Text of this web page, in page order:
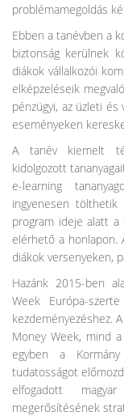
problémamegoldás
Ebben a tanévben a
biztonság kerülnek
diákok vállalkozói
elképzeléseik
pénzügyi, az üzleti és
eseményeken
A tanév kiemelt
kidolgozott
e-learning
ingyenesen
program ideje alatt a
elérhető a honlapon.
diákok versenyeken,
Hazánk 2015-ben
Week Európa-
kezdeményezéshez.
Money Week, mind
egyben a
tudatosságot
elfogadott
megerősítésének